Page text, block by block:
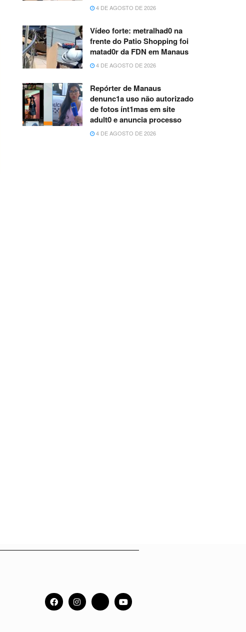
4 DE AGOSTO DE 2026
Vídeo forte: metralhad0 na
frente do Patio Shopping foi
matad0r da FDN em Manaus
4 DE AGOSTO DE 2026
Repórter de Manaus
denunc1a uso não autorizado
de fotos ínt1mas em site
adult0 e anuncia processo
4 DE AGOSTO DE 2026